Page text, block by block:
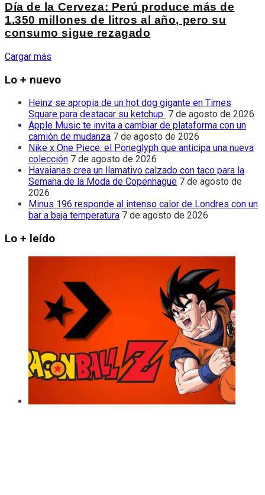
Día de la Cerveza: Perú produce más de
1.350 millones de litros al año, pero su
consumo sigue rezagado
Cargar más
Lo + nuevo
Heinz se apropia de un hot dog gigante en Times
Square para destacar su ketchup 7 de agosto de 2026
Apple Music te invita a cambiar de plataforma con un
camión de mudanza 7 de agosto de 2026
Nike x One Piece: el Poneglyph que anticipa una nueva
colección 7 de agosto de 2026
Havaianas crea un llamativo calzado con taco para la
Semana de la Moda de Copenhague 7 de agosto de
2026
Minus 196 responde al intenso calor de Londres con un
bar a baja temperatura 7 de agosto de 2026
Lo + leído